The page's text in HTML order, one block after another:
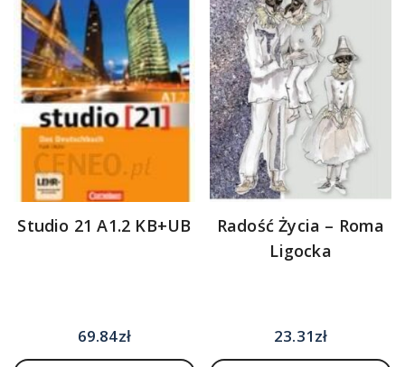
Studio 21 A1.2 KB+UB
69.84zł
Radość Życia – Roma
Ligocka
23.31zł